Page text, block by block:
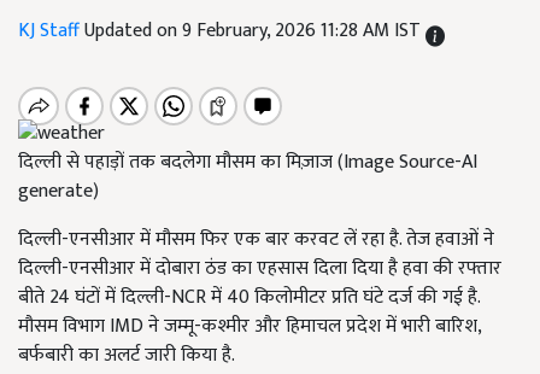
KJ StaffUpdated on 9 February, 2026 11:28 AM IST
दिल्ली से पहाड़ों तक बदलेगा मौसम का मिज़ाज (Image Source-AI
generate)
दिल्ली-एनसीआर में मौसम फिर एक बार करवट लें रहा है. तेज हवाओं ने
दिल्ली-एनसीआर में दोबारा ठंड का एहसास दिला दिया है हवा की रफ्तार
बीते 24 घंटों में दिल्ली-NCR में 40 किलोमीटर प्रति घंटे दर्ज की गई है.
मौसम विभाग IMD ने जम्मू-कश्मीर और हिमाचल प्रदेश में भारी बारिश,
बर्फबारी का अलर्ट जारी किया है.